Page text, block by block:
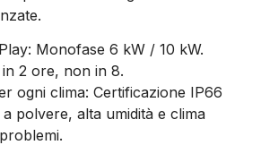
Monofase 6 kW / 10 kW.
2 ore, non in 8.
ogni clima: Certificazione IP66
polvere, alta umidità e clima